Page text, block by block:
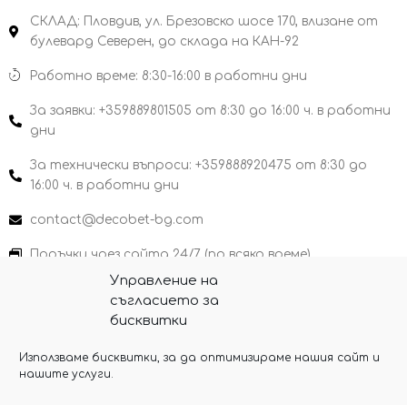
Управление на
съгласието за
бисквитки
Използваме бисквитки, за да оптимизираме нашия сайт и
нашите услуги.
СКЛАД: Пловдив, ул. Брезовско шосе 170, влизане от
булевард Северен, до склада на КАН-92
Работно време: 8:30-16:00 в работни дни
За заявки: +359889801505 от 8:30 до 16:00 ч. в работни
дни
За технически въпроси: +359888920475 от 8:30 до
16:00 ч. в работни дни
contact@decobet-bg.com
Поръчки чрез сайта 24/7 (по всяко време)